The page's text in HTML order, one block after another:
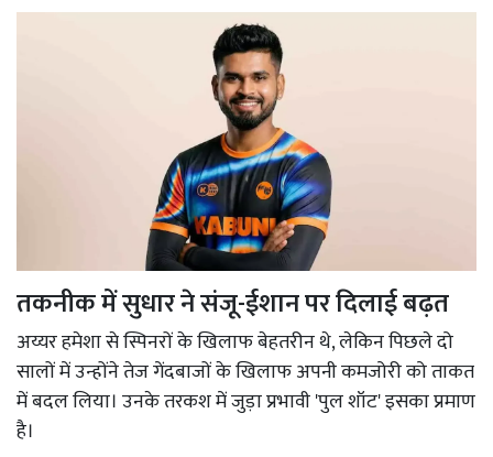
तकनीक में सुधार ने संजू-ईशान पर दिलाई बढ़त
अय्यर हमेशा से स्पिनरों के खिलाफ बेहतरीन थे, लेकिन पिछले दो
सालों में उन्होंने तेज गेंदबाजों के खिलाफ अपनी कमजोरी को ताकत
में बदल लिया। उनके तरकश में जुड़ा प्रभावी 'पुल शॉट' इसका प्रमाण
है।